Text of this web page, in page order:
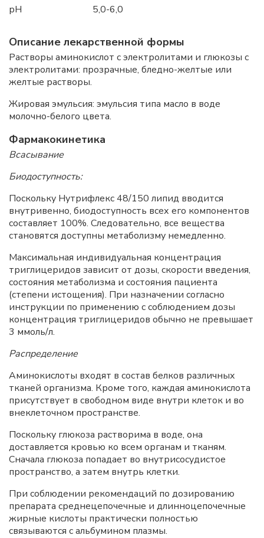
рН 5,0-6,0
Описание лекарственной формы
Растворы аминокислот с электролитами и глюкозы с
электролитами: прозрачные, бледно-желтые или
желтые растворы.
Жировая эмульсия: эмульсия типа масло в воде
молочно-белого цвета.
Фармакокинетика
Всасывание
Биодоступность:
Поскольку Нутрифлекс 48/150 липид вводится
внутривенно, биодоступность всех его компонентов
составляет 100%. Следовательно, все вещества
становятся доступны метаболизму немедленно.
Максимальная индивидуальная концентрация
триглицеридов зависит от дозы, скорости введения,
состояния метаболизма и состояния пациента
(степени истощения). При назначении согласно
инструкции по применению с соблюдением дозы
концентрация триглицеридов обычно не превышает
3 ммоль/л.
Распределение
Аминокислоты входят в состав белков различных
тканей организма. Кроме того, каждая аминокислота
присутствует в свободном виде внутри клеток и во
внеклеточном пространстве.
Поскольку глюкоза растворима в воде, она
доставляется кровью ко всем органам и тканям.
Сначала глюкоза попадает во внутрисосудистое
пространство, а затем внутрь клетки.
При соблюдении рекомендаций по дозированию
препарата среднецепочечные и длинноцепочечные
жирные кислоты практически полностью
связываются с альбумином плазмы.